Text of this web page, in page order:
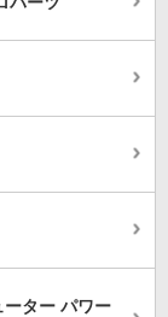
ーター パワー